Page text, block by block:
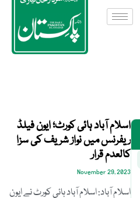
اسلام آباد ہائی کورٹ؛ ایون فیلڈ
ریفرنس میں نواز شریف کی سزا
کالعدم قرار
November 29, 2023
اسلام آباد: اسلام آباد ہائی کورٹ نے ایون